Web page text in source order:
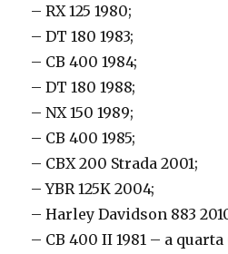
– RX 125 1980;
– DT 180 1983;
– CB 400 1984;
– DT 180 1988;
– NX 150 1989;
– CB 400 1985;
– CBX 200 Strada 2001;
– YBR 125K 2004;
– Harley Davidson 883
– CB 400 II 1981 – a